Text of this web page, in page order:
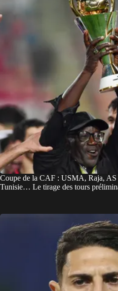
Coupe de la CAF : USMA, Raja,
Tunisie… Le tirage des tours